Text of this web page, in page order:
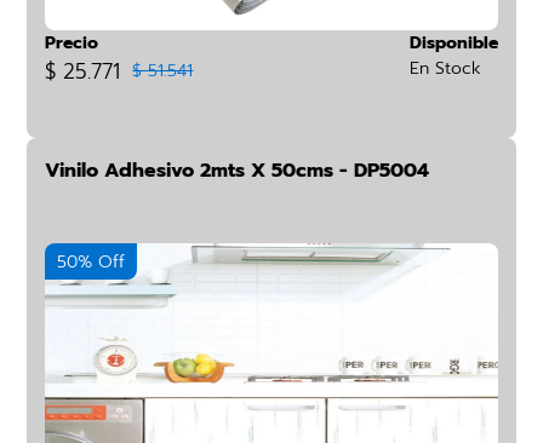
Precio
$ 25.771 $ 51.541
Disponible
En Stock
Vinilo Adhesivo 2mts X 50cms - DP5004
50% Off